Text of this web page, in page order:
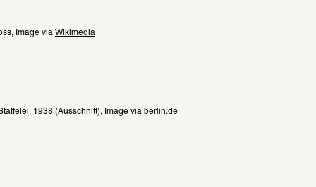
Image via Wikimedia
1938 (Ausschnitt), Image via berlin.de